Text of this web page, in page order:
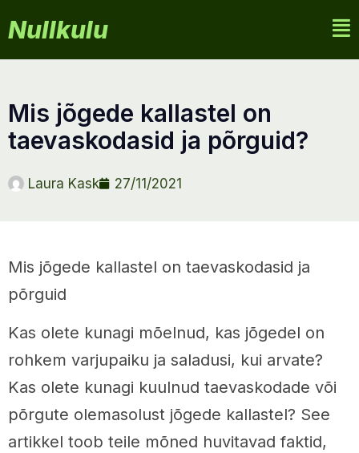
Nullkulu
mis jõgede kallastel on
taevaskodasid ja põrguid?
Laura Kask 27/11/2021
Mis jõgede kallastel on taevaskodasid ja
põrguid
Kas olete kunagi mõelnud, kas jõgedel on
rohkem varjupaiku ja saladusi, kui arvate?
Kas olete kunagi kuulnud taevaskodade või
põrgute olemasolust jõgede kallastel? See
artikkel toob teile mõned huvitavad faktid,